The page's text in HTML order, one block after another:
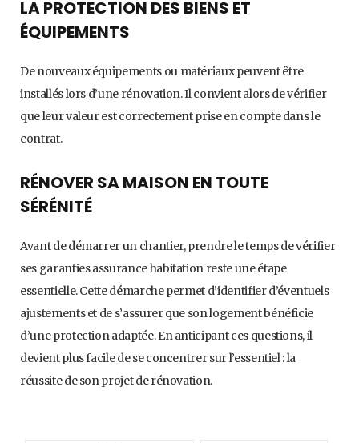
LA PROTECTION DES BIENS ET
ÉQUIPEMENTS
De nouveaux équipements ou matériaux peuvent être
installés lors d’une rénovation. Il convient alors de vérifier
que leur valeur est correctement prise en compte dans le
contrat.
RÉNOVER SA MAISON EN TOUTE
SÉRÉNITÉ
Avant de démarrer un chantier, prendre le temps de vérifier
ses garanties assurance habitation reste une étape
essentielle. Cette démarche permet d’identifier d’éventuels
ajustements et de s’assurer que son logement bénéficie
d’une protection adaptée. En anticipant ces questions, il
devient plus facile de se concentrer sur l’essentiel : la
réussite de son projet de rénovation.